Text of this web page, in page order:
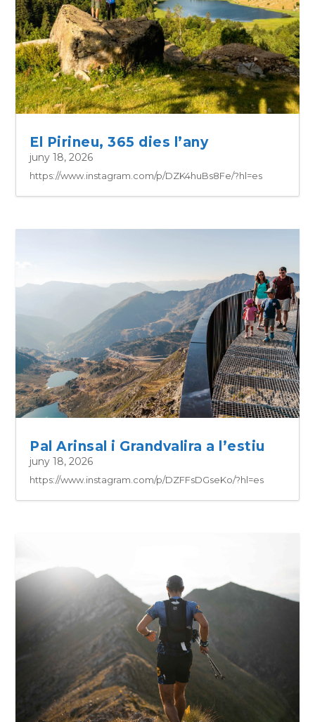
El Pirineu, 365 dies l’any
juny 18, 2026
https://www.instagram.com/p/DZK4huBs8Fe/?hl=es
Pal Arinsal i Grandvalira a l’estiu
juny 18, 2026
https://www.instagram.com/p/DZFFsDGseKo/?hl=es